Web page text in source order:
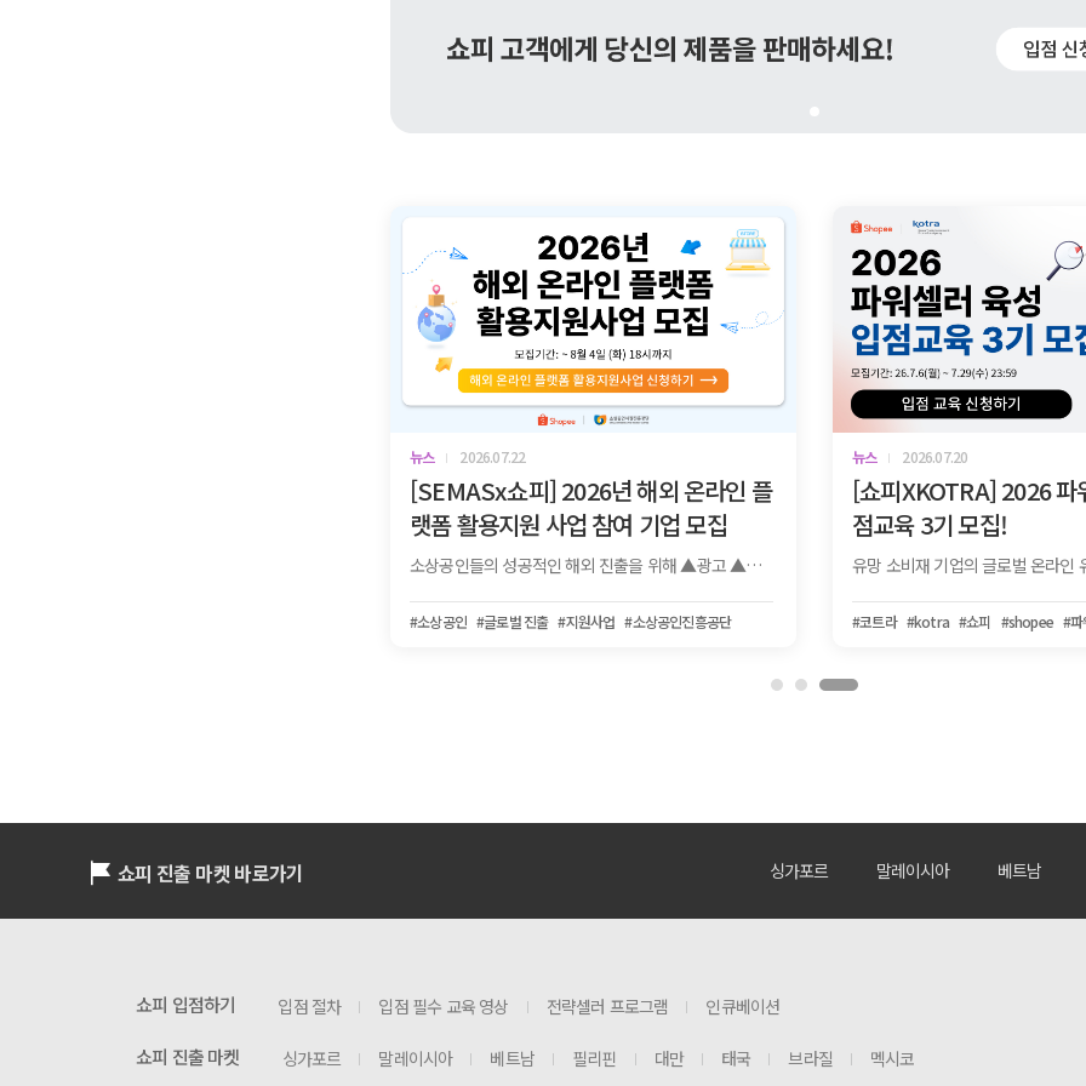
뉴스 2026.07.22
[SEMASx쇼피] 2026년 해외 온라인 플
랫폼 활용지원 사업 참여 기업 모집
소상공인들의 성공적인 해외 진출을 위해 ▲광고 ▲기획전 ▲전문 컨설팅 ▲리뷰 체험단 ▲O2O 기획전 등 다양한 마케팅 지원 프로그램을 제공하는 사업 참여기업을 모집합니다.
#소상공인 #글로벌 진출 #지원사업 #소상공인진흥공단
뉴스 2026.07.20
[쇼피XKOTRA] 2026 파
점교육 3기 모집!
#코트라 #kotra #쇼피 #shopee #파
쇼피 진출 마켓 바로가기 싱가포르 말레이시아 베트남
쇼피 입점하기 입점 절차 입점 필수 교육 영상 전략셀러 프로그램 인큐베이션
쇼피 진출 마켓 싱가포르 말레이시아 베트남 필리핀 대만 태국 브라질 멕시코